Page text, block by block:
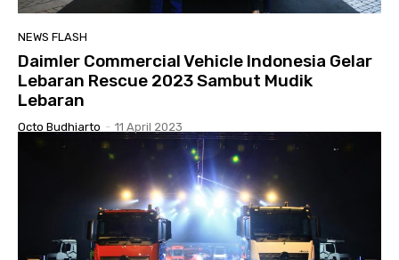
NEWS FLASH
Daimler Commercial Vehicle Indonesia Gelar
Lebaran Rescue 2023 Sambut Mudik
Lebaran
Octo Budhiarto - 11 April 2023